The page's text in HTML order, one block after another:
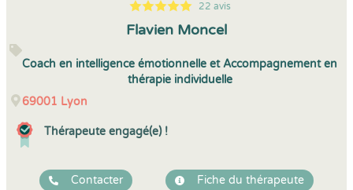
5
1
5
22 22 avis
Flavien Moncel
Coach en intelligence émotionnelle et Accompagnement en
thérapie individuelle
69001 Lyon
Thérapeute engagé(e) !
Contacter Fiche du thérapeute